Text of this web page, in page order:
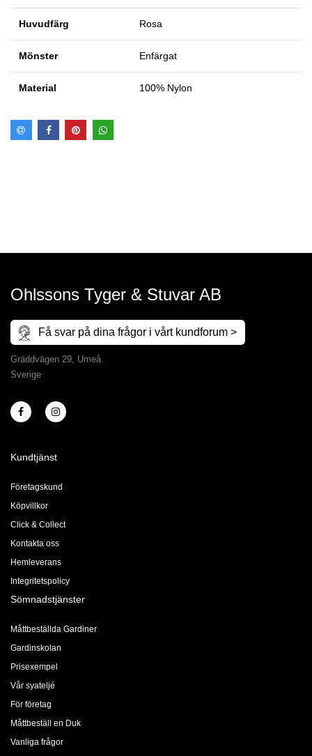
Huvudfärg Rosa
Mönster Enfärgat
Material 100% Nylon
Ohlssons Tyger & Stuvar AB
Få svar på dina frågor i vårt kundforum >
Gräddvägen 29, Umeå
Sverige
Kundtjänst
Företagskund
Köpvillkor
Click & Collect
Kontakta oss
Hemleverans
Integritetspolicy
Sömnadstjänster
Måttbeställda Gardiner
Gardinskolan
Prisexempel
Vår syateljé
För företag
Måttbeställ en Duk
Vanliga frågor